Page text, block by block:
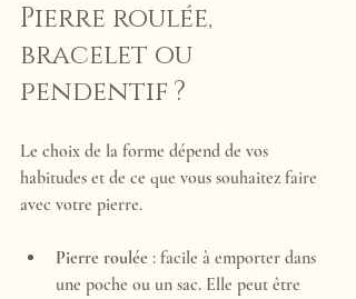
Pierre roulée,
bracelet ou
pendentif ?
Le choix de la forme dépend de vos
habitudes et de ce que vous souhaitez faire
avec votre pierre.
Pierre roulée : facile à emporter dans
une poche ou un sac. Elle peut être